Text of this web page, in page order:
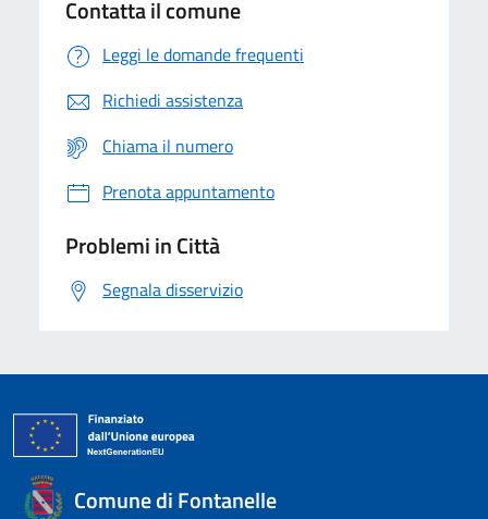
Contatta il comune
Leggi le domande frequenti
Richiedi assistenza
Chiama il numero
Prenota appuntamento
Problemi in Città
Segnala disservizio
Comune di Fontanelle